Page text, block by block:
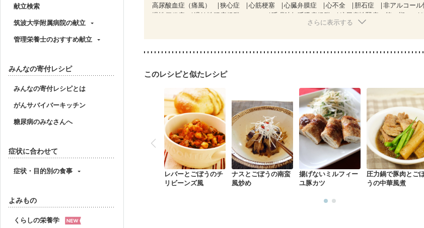
献立検索
筑波大学附属病院の献立
管理栄養士のおすすめ献立
みんなの寄付レシピ
みんなの寄付レシピとは
がんサバイバーキッチン
糖尿病のみなさんへ
症状に合わせて
症状・目的別の食事
よみもの
くらしの栄養学
高尿酸血症（痛風）
狭心症 心筋梗塞 心臓弁膜症 心不全 胆石症 非アルコー
慢性便秘症
過敏性腸症候群（IBS） 睡眠時無呼吸症候群 糖尿病性腎症（第１期）
CKD（ステージ２）
妊婦健診・血圧が気になる（初期）
妊婦健診・血糖値が気になる（初期） 妊娠高血圧(
フレイル（年齢に合わせた体作り）
さらに表示する
このレシピと似たレシピ
レバーとごぼうのチ
リビーンズ風
ナスとごぼうの南蛮
風炒め
揚げないミルフィー
ユ豚カツ
圧力鍋で豚肉とご
うの中華風煮